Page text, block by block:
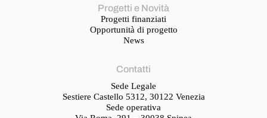
Progetti e Novità
Progetti finanziati
Opportunità di progetto
News
Contatti
Sede Legale
Sestiere Castello 5312, 30122 Venezia
Sede operativa